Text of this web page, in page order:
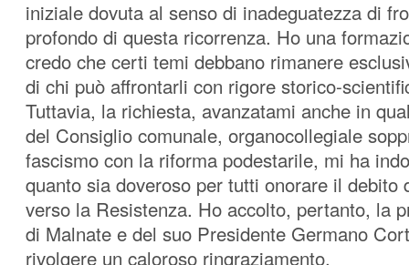
iniziale dovuta al senso di inadeguatezza di
profondo di questa ricorrenza. Ho una
credo che certi temi debbano rimanere
di chi può affrontarli con rigore storico-
Tuttavia, la richiesta, avanzatami anche in
del Consiglio comunale, organocollegiale
fascismo con la riforma podestarile, mi ha
quanto sia doveroso per tutti onorare il debito
verso la Resistenza. Ho accolto, pertanto, la
di Malnate e del suo Presidente Germano
rivolgere un caloroso ringraziamento.